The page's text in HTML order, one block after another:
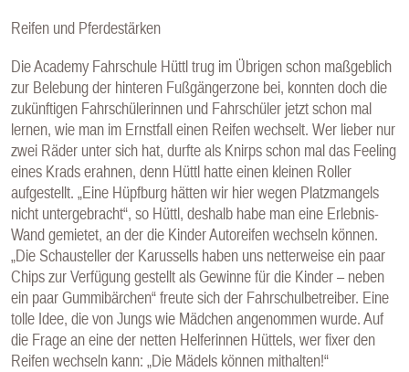
Reifen und Pferdestärken
Die Academy Fahrschule Hüttl trug im Übrigen schon maßgeblich
zur Belebung der hinteren Fußgängerzone bei, konnten doch die
zukünftigen Fahrschülerinnen und Fahrschüler jetzt schon mal
lernen, wie man im Ernstfall einen Reifen wechselt. Wer lieber nur
zwei Räder unter sich hat, durfte als Knirps schon mal das Feeling
eines Krads erahnen, denn Hüttl hatte einen kleinen Roller
aufgestellt. „Eine Hüpfburg hätten wir hier wegen Platzmangels
nicht untergebracht“, so Hüttl, deshalb habe man eine Erlebnis-
Wand gemietet, an der die Kinder Autoreifen wechseln können.
„Die Schausteller der Karussells haben uns netterweise ein paar
Chips zur Verfügung gestellt als Gewinne für die Kinder – neben
ein paar Gummibärchen“ freute sich der Fahrschulbetreiber. Eine
tolle Idee, die von Jungs wie Mädchen angenommen wurde. Auf
die Frage an eine der netten Helferinnen Hüttels, wer fixer den
Reifen wechseln kann: „Die Mädels können mithalten!“